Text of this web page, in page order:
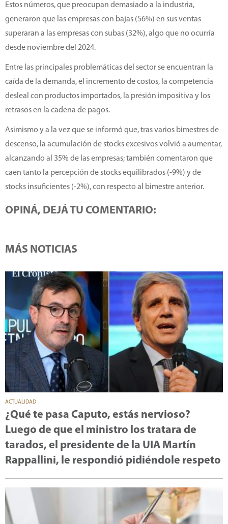
Estos números, que preocupan demasiado a la industria,
generaron que las empresas con bajas (56%) en sus ventas
superaran a las empresas con subas (32%), algo que no ocurría
desde noviembre del 2024.
Entre las principales problemáticas del sector se encuentran la
caída de la demanda, el incremento de costos, la competencia
desleal con productos importados, la presión impositiva y los
retrasos en la cadena de pagos.
Asimismo y a la vez que se informó que, tras varios bimestres de
descenso, la acumulación de stocks excesivos volvió a aumentar,
alcanzando al 35% de las empresas; también comentaron que
caen tanto la percepción de stocks equilibrados (-9%) y de
stocks insuficientes (-2%), con respecto al bimestre anterior.
OPINÁ, DEJÁ TU COMENTARIO:
MÁS NOTICIAS
ACTUALIDAD
¿Qué te pasa Caputo, estás nervioso?
Luego de que el ministro los tratara de
tarados, el presidente de la UIA Martín
Rappallini, le respondió pidiéndole respeto